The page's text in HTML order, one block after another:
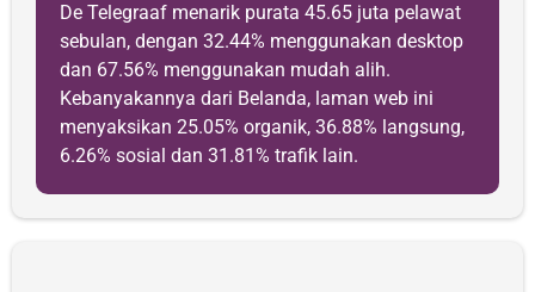
De Telegraaf menarik purata 45.65 juta pelawat
sebulan, dengan 32.44% menggunakan desktop
dan 67.56% menggunakan mudah alih.
Kebanyakannya dari Belanda, laman web ini
menyaksikan 25.05% organik, 36.88% langsung,
6.26% sosial dan 31.81% trafik lain.